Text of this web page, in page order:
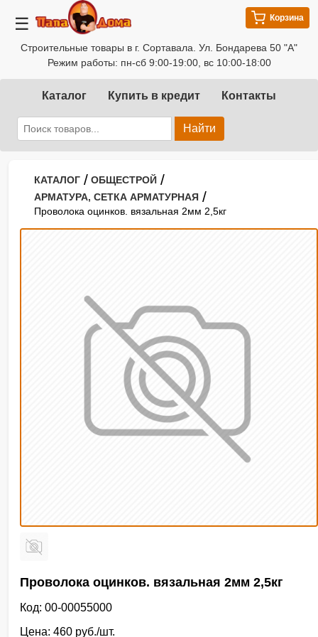
☰
Строительные товары в г. Сортавала. Ул. Бондарева 50 "А"
Режим работы: пн-сб 9:00-19:00, вс 10:00-18:00
Корзина
Каталог Купить в кредит Контакты
Найти
КАТАЛОГ / ОБЩЕСТРОЙ /
АРМАТУРА, СЕТКА АРМАТУРНАЯ /
Проволока оцинков. вязальная 2мм 2,5кг
Проволока оцинков. вязальная 2мм 2,5кг
Код: 00-00055000
Цена: 460 руб./шт.